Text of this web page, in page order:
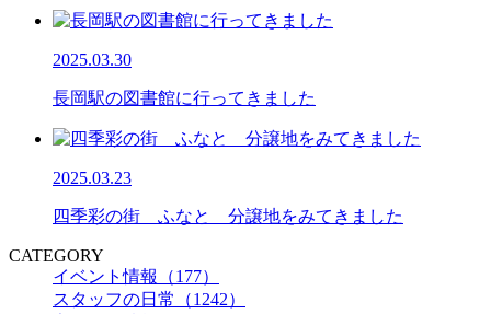
2025.03.30
長岡駅の図書館に行ってきました
2025.03.23
四季彩の街 ふなと 分譲地をみてきました
CATEGORY
イベント情報（177）
スタッフの日常（1242）